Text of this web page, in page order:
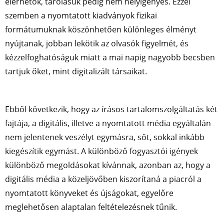
szemben a nyomtatott kiadványok fizikai
formátumuknak köszönhetően különleges élményt
nyújtanak, jobban lekötik az olvasók figyelmét, és
kézzelfoghatóságuk miatt a mai napig nagyobb becsben
tartjuk őket, mint digitalizált társaikat.
Ebből következik, hogy az írásos tartalomszolgáltatás két
fajtája, a digitális, illetve a nyomtatott média egyáltalán
nem jelentenek veszélyt egymásra, sőt, sokkal inkább
kiegészítik egymást. A különböző fogyasztói igények
különböző megoldásokat kívánnak, azonban az, hogy a
digitális média a közeljövőben kiszorítaná a piacról a
nyomtatott könyveket és újságokat, egyelőre
meglehetősen alaptalan feltételezésnek tűnik.